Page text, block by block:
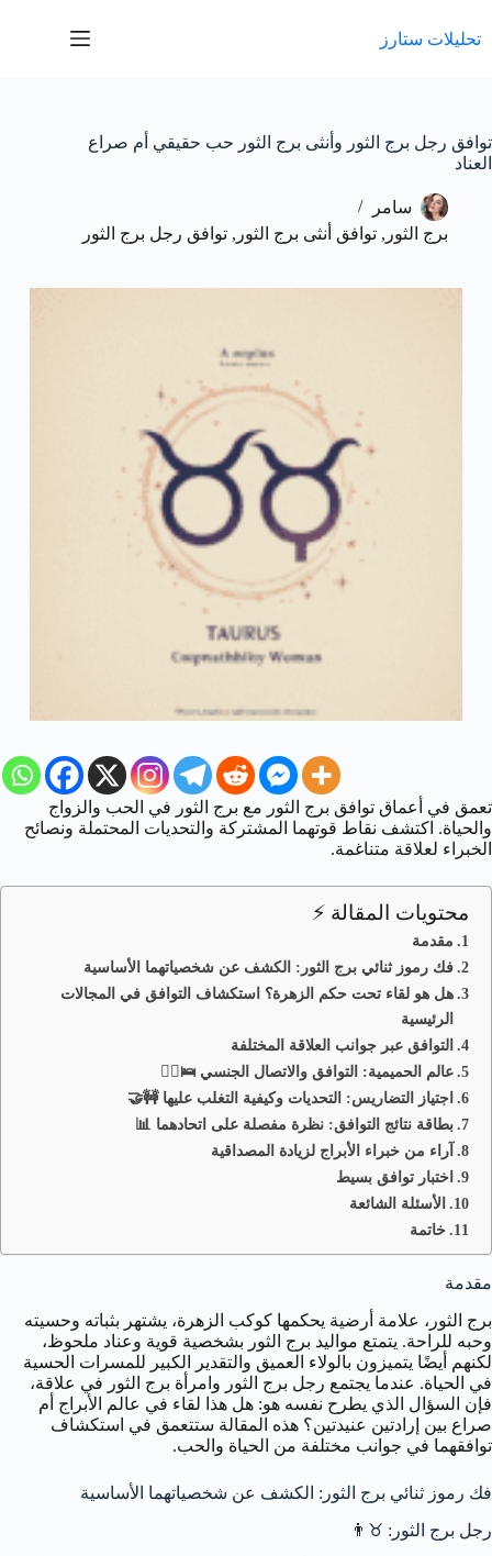
المحتوى
تحليلات ستارز
توافق رجل برج الثور وأنثى برج الثور حب حقيقي أم صراع
العناد
سامر
برج الثور , توافق أنثى برج الثور , توافق رجل برج الثور
تعمق في أعماق توافق برج الثور مع برج الثور في الحب والزواج
والحياة. اكتشف نقاط قوتهما المشتركة والتحديات المحتملة ونصائح
الخبراء لعلاقة متناغمة.
محتويات المقالة ⚡
مقدمة
فك رموز ثنائي برج الثور: الكشف عن شخصياتهما الأساسية
هل هو لقاء تحت حكم الزهرة؟ استكشاف التوافق في المجالات
الرئيسية
التوافق عبر جوانب العلاقة المختلفة
عالم الحميمية: التوافق والاتصال الجنسي 🛌❤️‍🔥
اجتياز التضاريس: التحديات وكيفية التغلب عليها 🚧🤝
بطاقة نتائج التوافق: نظرة مفصلة على اتحادهما 📊
آراء من خبراء الأبراج لزيادة المصداقية
اختبار توافق بسيط
الأسئلة الشائعة
خاتمة
مقدمة
برج الثور، علامة أرضية يحكمها كوكب الزهرة، يشتهر بثباته وحسيته
وحبه للراحة. يتمتع مواليد برج الثور بشخصية قوية وعناد ملحوظ،
لكنهم أيضًا يتميزون بالولاء العميق والتقدير الكبير للمسرات الحسية
في الحياة. عندما يجتمع رجل برج الثور وامرأة برج الثور في علاقة،
فإن السؤال الذي يطرح نفسه هو: هل هذا لقاء في عالم الأبراج أم
صراع بين إرادتين عنيدتين؟ هذه المقالة ستتعمق في استكشاف
توافقهما في جوانب مختلفة من الحياة والحب.
فك رموز ثنائي برج الثور: الكشف عن شخصياتهما الأساسية
رجل برج الثور: ♉👨